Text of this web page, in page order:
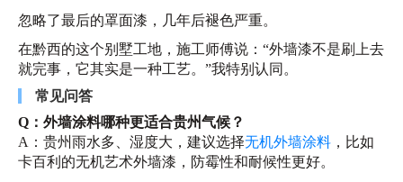
忽略了最后的罩面漆，几年后褪色严重。
在黔西的这个别墅工地，施工师傅说：“外墙漆不是刷上去
就完事，它其实是一种工艺。”我特别认同。
常见问答
Q：外墙涂料哪种更适合贵州气候？
A：贵州雨水多、湿度大，建议选择无机外墙涂料 ，比如
卡百利的无机艺术外墙漆，防霉性和耐候性更好。